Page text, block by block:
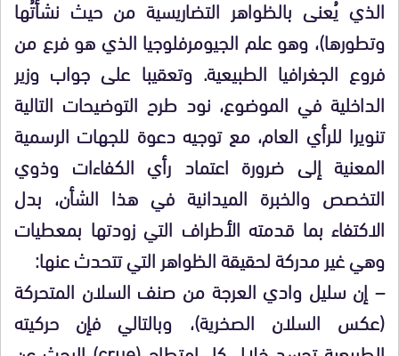
الذي يُعنى بالظواهر التضاريسية من حيث نشأتُها
وتطورها)، وهو علم الجيومرفلوجيا الذي هو فرع من
فروع الجغرافيا الطبيعية. وتعقيبا على جواب وزير
الداخلية في الموضوع، نود طرح التوضيحات التالية
تنويرا للرأي العام، مع توجيه دعوة للجهات الرسمية
المعنية إلى ضرورة اعتماد رأي الكفاءات وذوي
التخصص والخبرة الميدانية في هذا الشأن، بدل
الاكتفاء بما قدمته الأطراف التي زودتها بمعطيات
وهي غير مدركة لحقيقة الظواهر التي تتحدث عنها:
– إن سليل وادي العرجة من صنف السلان المتحركة
(عكس السلان الصخرية)، وبالتالي فإن حركيته